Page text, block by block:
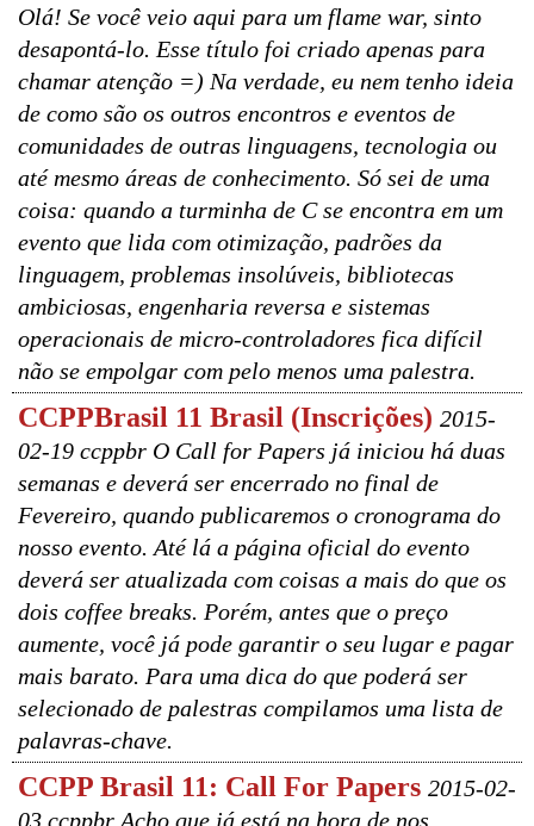
Olá! Se você veio aqui para um flame war, sinto
desapontá-lo. Esse título foi criado apenas para
chamar atenção =) Na verdade, eu nem tenho ideia
de como são os outros encontros e eventos de
comunidades de outras linguagens, tecnologia ou
até mesmo áreas de conhecimento. Só sei de uma
coisa: quando a turminha de C se encontra em um
evento que lida com otimização, padrões da
linguagem, problemas insolúveis, bibliotecas
ambiciosas, engenharia reversa e sistemas
operacionais de micro-controladores fica difícil
não se empolgar com pelo menos uma palestra.
CCPPBrasil 11 Brasil (Inscrições) 2015-
02-19 ccppbr O Call for Papers já iniciou há duas
semanas e deverá ser encerrado no final de
Fevereiro, quando publicaremos o cronograma do
nosso evento. Até lá a página oficial do evento
deverá ser atualizada com coisas a mais do que os
dois coffee breaks. Porém, antes que o preço
aumente, você já pode garantir o seu lugar e pagar
mais barato. Para uma dica do que poderá ser
selecionado de palestras compilamos uma lista de
palavras-chave.
CCPP Brasil 11: Call For Papers 2015-02-
03 ccppbr Acho que já está na hora de nos